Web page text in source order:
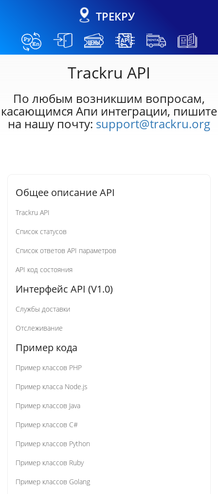
ТРЕКРУ
Trackru API
По любым возникшим вопросам,
касающимся Апи интеграции, пишите
на нашу почту: support@trackru.org
Общее описание API
Trackru API
Список статусов
Список ответов API параметров
API код состояния
Интерфейс API (V1.0)
Службы доставки
Отслеживание
Пример кода
Пример классов PHP
Пример класса Node.js
Пример классов Java
Пример классов C#
Пример классов Python
Пример классов Ruby
Пример классов Golang